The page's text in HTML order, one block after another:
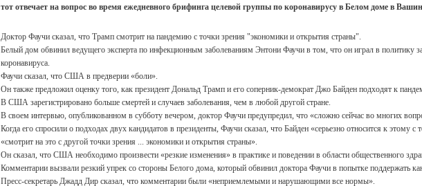
тот отвечает на вопрос во время ежедневного брифинга целевой группы по коронавирусу в Белом доме в
Доктор Фаучи сказал, что Трамп смотрит на пандемию с точки зрения "экономики и открытия страны".
Белый дом обвинил ведущего эксперта по инфекционным заболеваниям Энтони Фаучи в том, что он играл в политику
коронавируса.
Фаучи сказал, что США в предверии «боли».
Он также предложил оценку того, как президент Дональд Трамп и его соперник-демократ Джо Байден подходят к
В США зарегистрировано больше смертей и случаев заболевания, чем в любой другой стране.
В своем интервью, опубликованном в субботу вечером, доктор Фаучи предупредил, что «сложно сейчас во многих
Когда его спросили о подходах двух кандидатов в президенты, Фаучи сказал, что Байден «серьезно относится к этому
«смотрит на это с другой точки зрения ... экономики и открытия страны».
Он сказал, что США необходимо произвести «резкие изменения» в практике и поведении в области общественного
Комментарии вызвали резкий упрек со стороны Белого дома, который обвинил доктора Фаучи в попытке поддержать
Пресс-секретарь Джадд Дир сказал, что комментарии были «неприемлемыми и нарушающими все нормы».